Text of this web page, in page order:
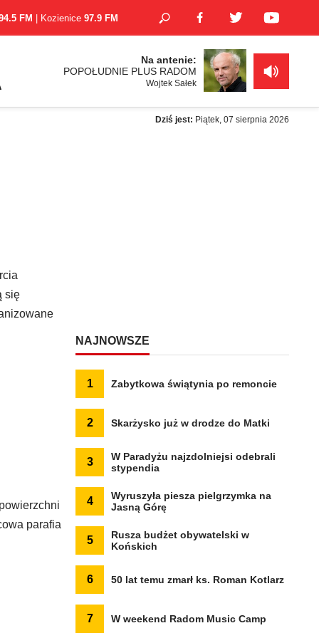
FM | Kozienice 97.9 FM
Na antenie:
POPOŁUDNIE PLUS RADOM
Wojtek Sałek
Dziś jest: Piątek, 07 sierpnia 2026
się
parafia
NAJNOWSZE
1 Zabytkowa świątynia po remoncie
2 Skarżysko już w drodze do Matki
3
W Paradyżu najzdolniejsi odebrali
stypendia
4
Wyruszyła piesza pielgrzymka na
Jasną Górę
5
Rusza budżet obywatelski w
Końskich
6 50 lat temu zmarł ks. Roman Kotlarz
7 W weekend Radom Music Camp